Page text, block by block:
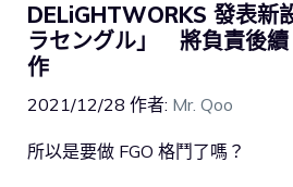
DELiGHTWORKS 發表新
ラセングル」 將負責後續
作
2021/12/28 作者: Mr. Qoo
所以是要做 FGO 格鬥了嗎？